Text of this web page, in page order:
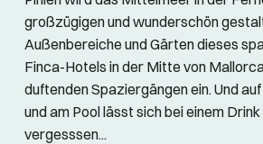
großzügigen und wunderschön
Außenbereiche und Gärten dieses
Finca-Hotels in der Mitte von
duftenden Spaziergängen ein. Und
und am Pool lässt sich bei einem
vergesssen...